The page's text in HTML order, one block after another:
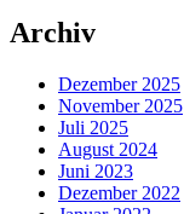
Archiv
Dezember 2025
November 2025
Juli 2025
August 2024
Juni 2023
Dezember 2022